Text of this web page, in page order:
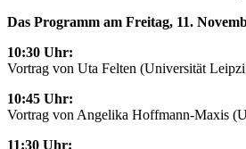
Das Programm am Freitag, 11.
10:30 Uhr:
Vortrag von Uta Felten (Universität
10:45 Uhr:
Vortrag von Angelika Hoffmann-Maxis
11:30 Uhr: